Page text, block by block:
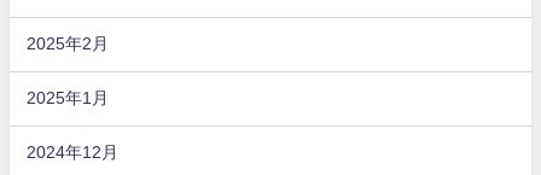
2025年2月
2025年1月
2024年12月